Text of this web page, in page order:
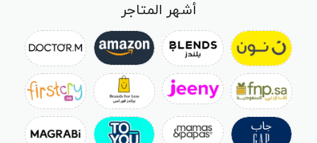
أشهر المتاجر